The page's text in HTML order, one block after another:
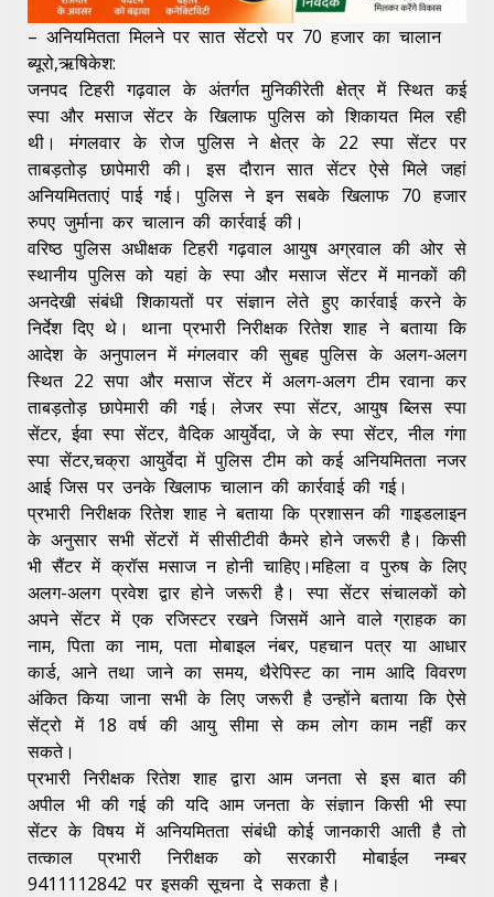
– अनियमितता मिलने पर सात सेंटरो पर 70 हजार का चालान
ब्यूरो,ऋषिकेश:
जनपद टिहरी गढ़वाल के अंतर्गत मुनिकीरेती क्षेत्र में स्थित कई
स्पा और मसाज सेंटर के खिलाफ पुलिस को शिकायत मिल रही
थी। मंगलवार के रोज पुलिस ने क्षेत्र के 22 स्पा सेंटर पर
ताबड़तोड़ छापेमारी की। इस दौरान सात सेंटर ऐसे मिले जहां
अनियमितताएं पाई गई। पुलिस ने इन सबके खिलाफ 70 हजार
रुपए जुर्माना कर चालान की कार्रवाई की।
वरिष्ठ पुलिस अधीक्षक टिहरी गढ़वाल आयुष अग्रवाल की ओर से
स्थानीय पुलिस को यहां के स्पा और मसाज सेंटर में मानकों की
अनदेखी संबंधी शिकायतों पर संज्ञान लेते हुए कार्रवाई करने के
निर्देश दिए थे। थाना प्रभारी निरीक्षक रितेश शाह ने बताया कि
आदेश के अनुपालन में मंगलवार की सुबह पुलिस के अलग-अलग
स्थित 22 सपा और मसाज सेंटर में अलग-अलग टीम रवाना कर
ताबड़तोड़ छापेमारी की गई। लेजर स्पा सेंटर, आयुष ब्लिस स्पा
सेंटर, ईवा स्पा सेंटर, वैदिक आयुर्वेदा, जे के स्पा सेंटर, नील गंगा
स्पा सेंटर,चक्रा आयुर्वेदा में पुलिस टीम को कई अनियमितता नजर
आई जिस पर उनके खिलाफ चालान की कार्रवाई की गई।
प्रभारी निरीक्षक रितेश शाह ने बताया कि प्रशासन की गाइडलाइन
के अनुसार सभी सेंटरों में सीसीटीवी कैमरे होने जरूरी है। किसी
भी सैंटर में क्रॉस मसाज न होनी चाहिए।महिला व पुरुष के लिए
अलग-अलग प्रवेश द्वार होने जरूरी है। स्पा सेंटर संचालकों को
अपने सेंटर में एक रजिस्टर रखने जिसमें आने वाले ग्राहक का
नाम, पिता का नाम, पता मोबाइल नंबर, पहचान पत्र या आधार
कार्ड, आने तथा जाने का समय, थैरेपिस्ट का नाम आदि विवरण
अंकित किया जाना सभी के लिए जरूरी है उन्होंने बताया कि ऐसे
सेंट्रो में 18 वर्ष की आयु सीमा से कम लोग काम नहीं कर
सकते।
प्रभारी निरीक्षक रितेश शाह द्वारा आम जनता से इस बात की
अपील भी की गई की यदि आम जनता के संज्ञान किसी भी स्पा
सेंटर के विषय में अनियमितता संबंधी कोई जानकारी आती है तो
तत्काल प्रभारी निरीक्षक को सरकारी मोबाईल नम्बर
9411112842 पर इसकी सूचना दे सकता है।